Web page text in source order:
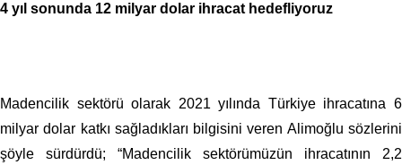
4 yıl sonunda 12 milyar dolar ihracat hedefliyoruz
Madencilik sektörü olarak 2021 yılında Türkiye ihracatına 6
milyar dolar katkı sağladıkları bilgisini veren Alimoğlu sözlerini
şöyle sürdürdü; “Madencilik sektörümüzün ihracatının 2,2